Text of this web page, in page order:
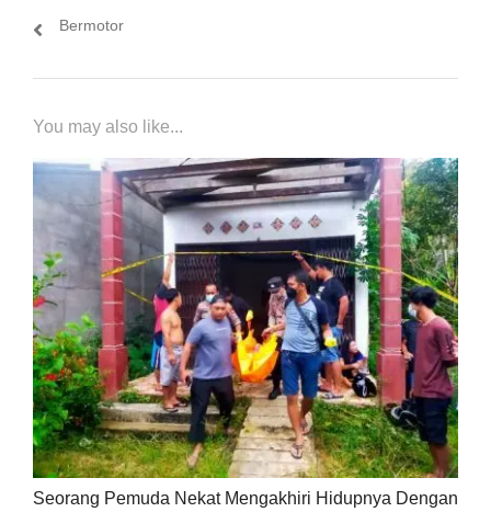
Bermotor
You may also like...
Seorang Pemuda Nekat Mengakhiri Hidupnya Dengan